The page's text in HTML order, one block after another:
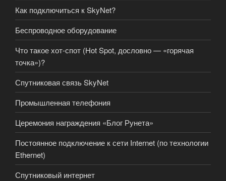
Как подключиться к SkyNet?
Беспроводное оборудование
Что такое хот-спот (Hot Spot, дословно — «горячая
точка»)?
Спутниковая связь SkyNet
Промышленная телефония
Церемония награждения «Блог Рунета»
Постоянное подключение к сети Internet (по технологии
Ethernet)
Спутниковый интернет